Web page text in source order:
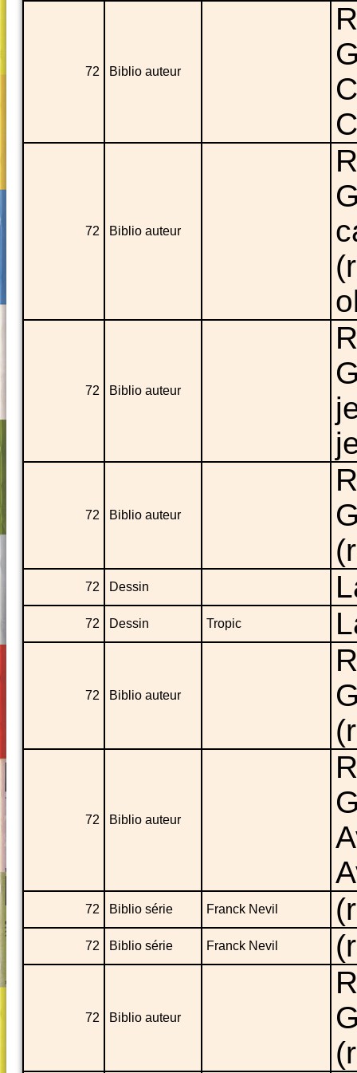
72 Biblio auteur
72 Biblio auteur
72 Biblio auteur
72 Biblio auteur
72 Dessin
72 Dessin Tropic
72 Biblio auteur
72 Biblio auteur
72 Biblio série Franck Nevil
72 Biblio série Franck Nevil
72 Biblio auteur